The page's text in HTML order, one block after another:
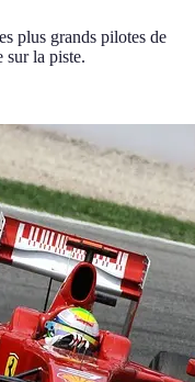
plus grands pilotes de
sur la piste.